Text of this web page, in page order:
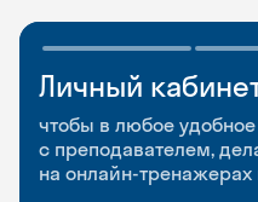
Личный
чтобы в любое
с преподавателем,
на онлайн-
Мобильное
приложение
чтобы заниматься и
и когда удобно
Разговорные
и Talks
Групповые занятия
и индивидуальные